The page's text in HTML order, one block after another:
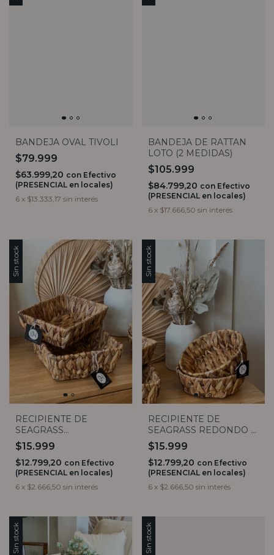
BANDEJA OVAL TIVOLI
$79.999
$63.999,20 con Efectivo
(PRESENCIAL en locales)
6 x $13.333,17 sin interés
BANDEJA DE RATTAN
LOTO (2 MEDIDAS)
$105.999
$84.799,20 con Efectivo
(PRESENCIAL en locales)
6 x $17.666,50 sin interés
Sin stock
RECIPIENTE DE
SEAGRASS
RECTANGULAR (2
TAMAÑOS)
$15.999
$12.799,20 con Efectivo
(PRESENCIAL en locales)
6 x $2.666,50 sin interés
Sin stock
RECIPIENTE DE
SEAGRASS REDONDO (2
TAMAÑOS)
$15.999
$12.799,20 con Efectivo
(PRESENCIAL en locales)
6 x $2.666,50 sin interés
Sin stock Sin stock